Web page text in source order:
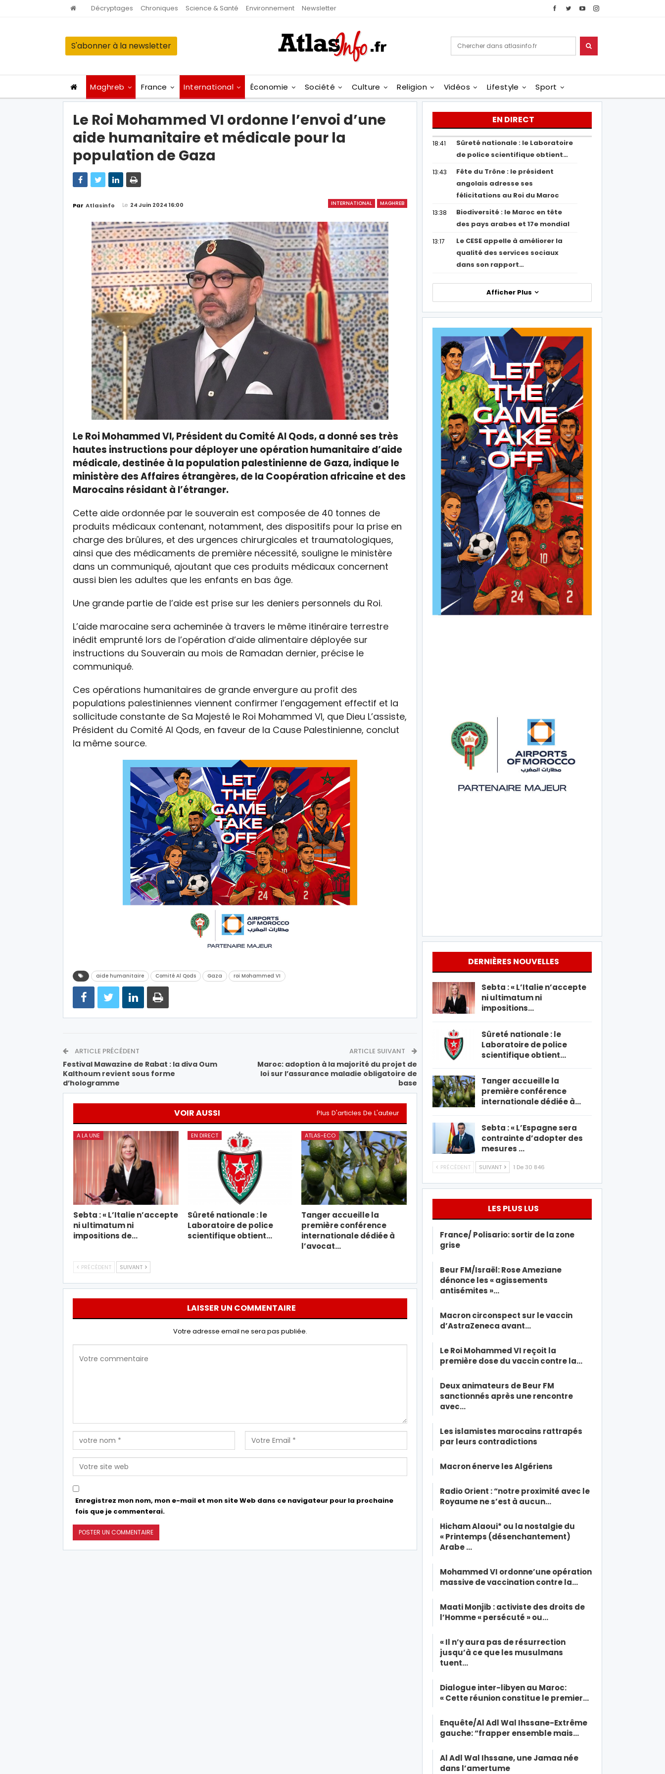
Décryptages Chroniques Science & Santé Environnement Newsletter
S'abonner à la newsletter
Maghreb France International Économie Société Culture Religion Vidéos Lifestyle Sport
Le Roi Mohammed VI ordonne l’envoi d’une
aide humanitaire et médicale pour la
population de Gaza
INTERNATIONAL MAGHREB
Par Atlasinfo Le 24 Juin 2024 16:00
Le Roi Mohammed VI, Président du Comité Al Qods, a donné ses très
hautes instructions pour déployer une opération humanitaire d’aide
médicale, destinée à la population palestinienne de Gaza, indique le
ministère des Affaires étrangères, de la Coopération africaine et des
Marocains résidant à l’étranger.
Cette aide ordonnée par le souverain est composée de 40 tonnes de
produits médicaux contenant, notamment, des dispositifs pour la prise en
charge des brûlures, et des urgences chirurgicales et traumatologiques,
ainsi que des médicaments de première nécessité, souligne le ministère
dans un communiqué, ajoutant que ces produits médicaux concernent
aussi bien les adultes que les enfants en bas âge.
Une grande partie de l’aide est prise sur les deniers personnels du Roi.
L’aide marocaine sera acheminée à travers le même itinéraire terrestre
inédit emprunté lors de l’opération d’aide alimentaire déployée sur
instructions du Souverain au mois de Ramadan dernier, précise le
communiqué.
Ces opérations humanitaires de grande envergure au profit des
populations palestiniennes viennent confirmer l’engagement effectif et la
sollicitude constante de Sa Majesté le Roi Mohammed VI, que Dieu L’assiste,
Président du Comité Al Qods, en faveur de la Cause Palestinienne, conclut
la même source.
aide humanitaire Comité Al Qods Gaza roi Mohammed VI
ARTICLE PRÉCÉDENT
Festival Mawazine de Rabat : la diva Oum
Kalthoum revient sous forme
d’hologramme
ARTICLE SUIVANT
Maroc: adoption à la majorité du projet de
loi sur l’assurance maladie obligatoire de
base
VOIR AUSSI Plus D'articles De L'auteur
A LA UNE
Sebta : « L’Italie n’accepte
ni ultimatum ni
impositions de…
EN DIRECT
Sûreté nationale : le
Laboratoire de police
scientifique obtient…
ATLAS-ECO
Tanger accueille la
première conférence
internationale dédiée à
l’avocat…
PRÉCÉDENT SUIVANT
LAISSER UN COMMENTAIRE
Votre adresse email ne sera pas publiée.
Enregistrez mon nom, mon e-mail et mon site Web dans ce navigateur pour la prochaine
fois que je commenterai.
EN DIRECT
18:41
Sûreté nationale : le Laboratoire
de police scientifique obtient…
13:43
Fête du Trône : le président
angolais adresse ses
félicitations au Roi du Maroc
13:38
Biodiversité : le Maroc en tête
des pays arabes et 17e mondial
13:17
Le CESE appelle à améliorer la
qualité des services sociaux
dans son rapport…
Afficher Plus
DERNIÈRES NOUVELLES
Sebta : « L’Italie n’accepte
ni ultimatum ni
impositions…
Sûreté nationale : le
Laboratoire de police
scientifique obtient…
Tanger accueille la
première conférence
internationale dédiée à…
Sebta : « L’Espagne sera
contrainte d’adopter des
mesures …
PRÉCÉDENT SUIVANT 1 De 30 846
LES PLUS LUS
France/ Polisario: sortir de la zone
grise
Beur FM/Israël: Rose Ameziane
dénonce les « agissements
antisémites »…
Macron circonspect sur le vaccin
d’AstraZeneca avant…
Le Roi Mohammed VI reçoit la
première dose du vaccin contre la…
Deux animateurs de Beur FM
sanctionnés après une rencontre
avec…
Les islamistes marocains rattrapés
par leurs contradictions
Macron énerve les Algériens
Radio Orient : “notre proximité avec le
Royaume ne s’est à aucun…
Hicham Alaoui* ou la nostalgie du
« Printemps (désenchantement)
Arabe …
Mohammed VI ordonne’une opération
massive de vaccination contre la…
Maati Monjib : activiste des droits de
l’Homme « persécuté » ou…
« Il n’y aura pas de résurrection
jusqu’à ce que les musulmans
tuent…
Dialogue inter-libyen au Maroc:
« Cette réunion constitue le premier…
Enquête/Al Adl Wal Ihssane-Extrême
gauche: “frapper ensemble mais…
Al Adl Wal Ihssane, une Jamaa née
dans l’amertume